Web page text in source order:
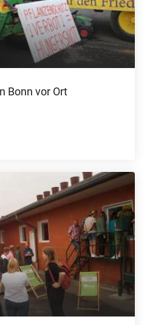
Bonn vor Ort